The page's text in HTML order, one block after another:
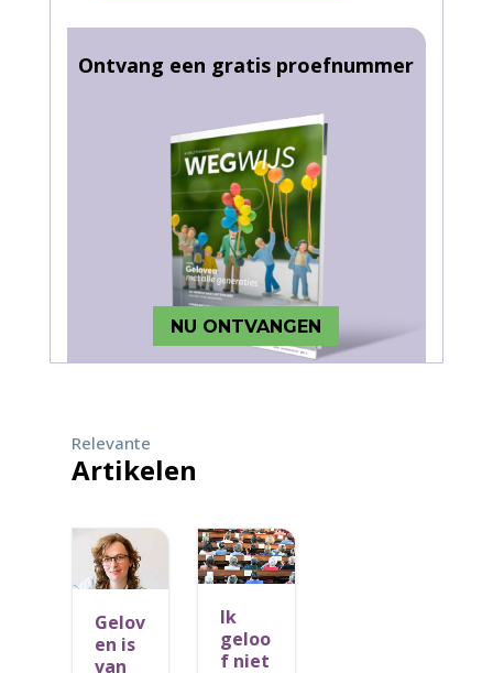
Ontvang een gratis proefnummer
NU ONTVANGEN
Relevante
Artikelen
Gelov
en is
van
Ik
geloo
f niet